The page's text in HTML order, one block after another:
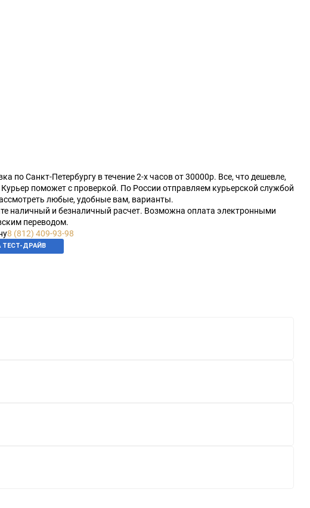
по Санкт-Петербургу в течение 2-х часов от 30000р. Все, что дешевле,
поможет с проверкой. По России отправляем курьерской службой
любые, удобные вам, варианты.
наличный и безналичный расчет. Возможна оплата электронными
переводом.
8 (812) 409-93-98
ТЕСТ-ДРАЙВ